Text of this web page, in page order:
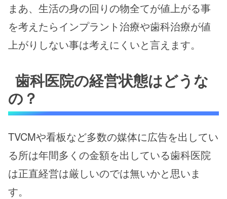
まあ、生活の身の回りの物全てが値上がる事
を考えたらインプラント治療や歯科治療が値
上がりしない事は考えにくいと言えます。
歯科医院の経営状態はどうな
の？
TVCMや看板など多数の媒体に広告を出してい
る所は年間多くの金額を出している歯科医院
は正直経営は厳しいのでは無いかと思いま
す。